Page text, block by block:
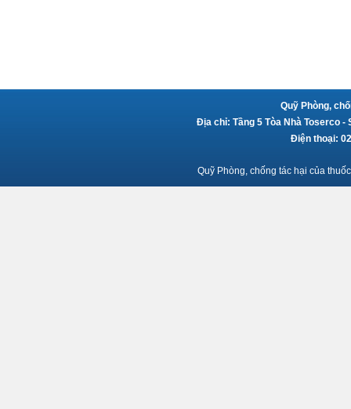
Quỹ Phòng,
Địa chỉ: Tầng 5 Tòa Nhà Toserco -
Điện thoại:
Quỹ Phòng, chống tác hại của